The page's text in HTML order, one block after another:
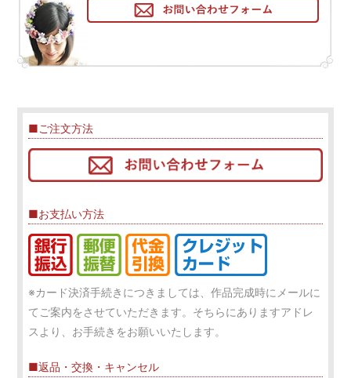
■ご注文方法
■お支払い方法
※カード決済手続きにつきましては、作品完成時にメールに
てご案内をさせていただきます。そちらにありますアドレ
スより、お手続きをお願いいたします。
■返品・交換・キャンセル